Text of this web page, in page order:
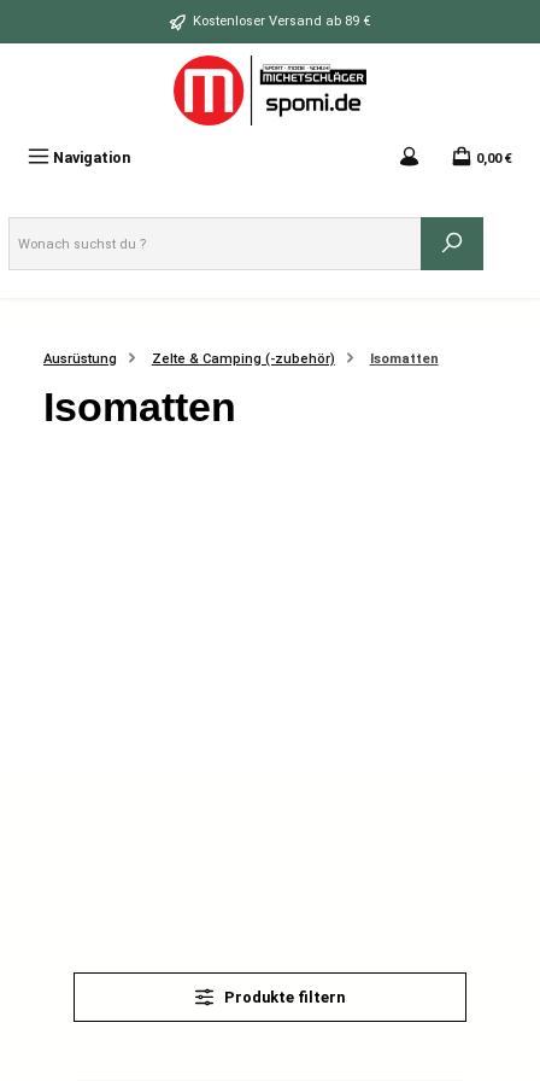
Zum Hauptinhalt springen Kostenloser Versand ab 89 €
Navigation 0,00 €
Ausrüstung Zelte & Camping (-zubehör) Isomatten
Isomatten
Produkte filtern